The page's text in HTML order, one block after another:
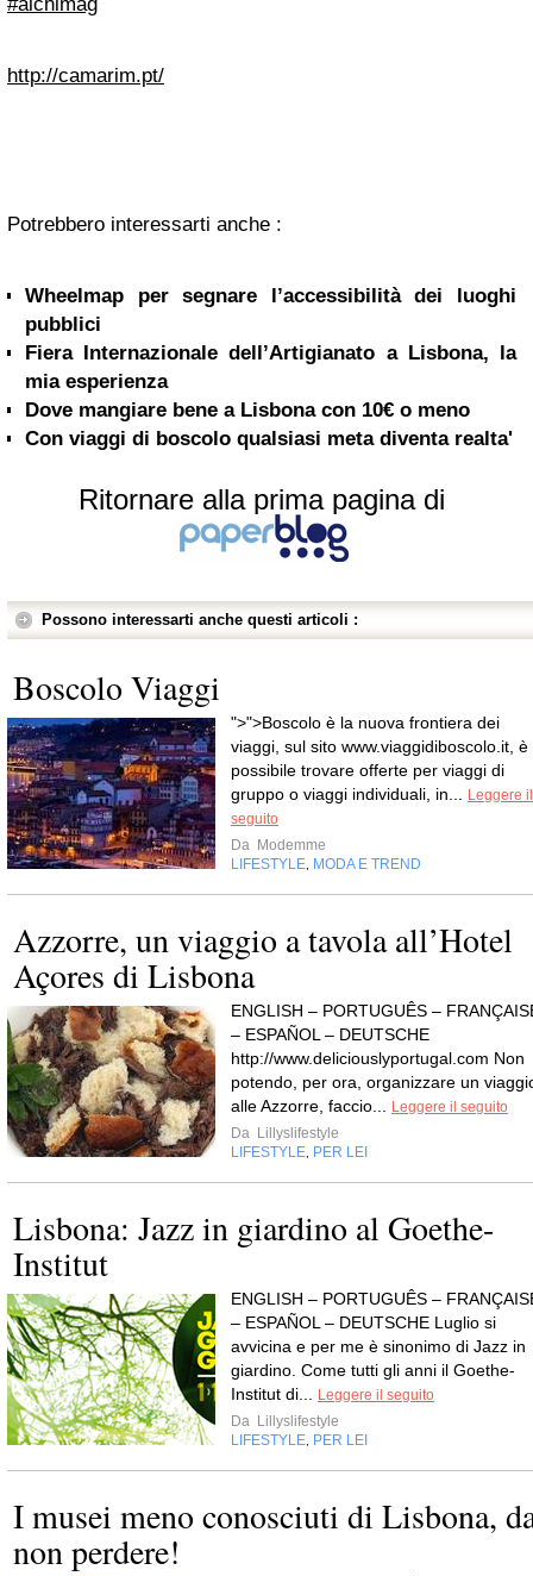
#alchimag
http://camarim.pt/
Potrebbero interessarti anche :
Wheelmap per segnare l’accessibilità dei luoghi
pubblici
Fiera Internazionale dell’Artigianato a Lisbona, la
mia esperienza
Dove mangiare bene a Lisbona con 10€ o meno
Con viaggi di boscolo qualsiasi meta diventa realta'
Ritornare alla prima pagina di
Possono interessarti anche questi articoli :
Boscolo Viaggi
">">Boscolo è la nuova frontiera dei
viaggi, sul sito www.viaggidiboscolo.it, è
possibile trovare offerte per viaggi di
gruppo o viaggi individuali, in... Leggere il
seguito
Da Modemme
LIFESTYLE, MODA E TREND
Azzorre, un viaggio a tavola all’Hotel
Açores di Lisbona
ENGLISH – PORTUGUÊS –
– ESPAÑOL – DEUTSCHE
http://www.deliciouslyportugal.com Non
potendo, per ora, organizzare un
alle Azzorre, faccio... Leggere il seguito
Da Lillyslifestyle
LIFESTYLE, PER LEI
Lisbona: Jazz in giardino al Goethe-
Institut
ENGLISH – PORTUGUÊS –
– ESPAÑOL – DEUTSCHE Luglio si
avvicina e per me è sinonimo di Jazz in
giardino. Come tutti gli anni il Goethe-
Institut di... Leggere il seguito
Da Lillyslifestyle
LIFESTYLE, PER LEI
I musei meno conosciuti di Lisbona,
non perdere!